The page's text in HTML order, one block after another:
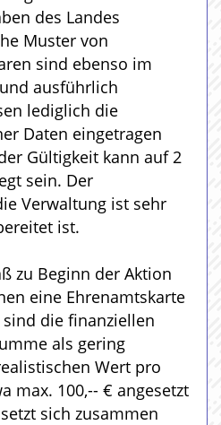
des Landes
Muster von
sind ebenso im
ausführlich
lediglich die
Daten eingetragen
Gültigkeit kann auf 2
sein. Der
Verwaltung ist sehr
ist.
zu Beginn der Aktion
eine Ehrenamtskarte
die finanziellen
als gering
Wert pro
max. 100,-- € angesetzt
sich zusammen